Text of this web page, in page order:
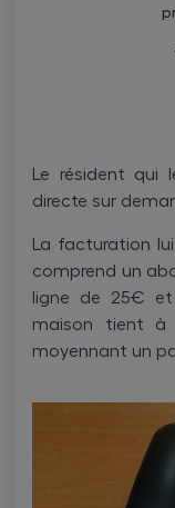
Le résident qui
directe sur
La facturation
comprend un
ligne de 25€
maison tient à
moyennant un